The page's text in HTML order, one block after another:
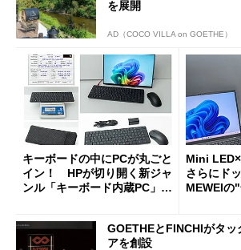
を展開
AD（COCO VILLA on GOETHE）
キーボードの中にPCが丸ごと
イン！ HPが切り開く新ジャ
ンル「キーボード内蔵PC」の
Mini
さらにド
MEWEIの
GOETHEとFINCHIがタッ
アを創設